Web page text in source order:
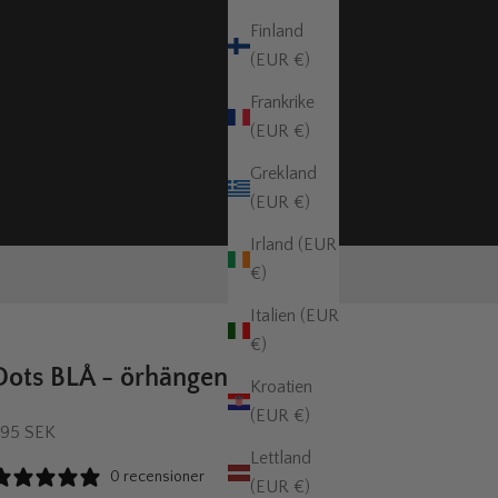
Finland
(EUR €)
Frankrike
(EUR €)
Grekland
(EUR €)
Irland (EUR
€)
Italien (EUR
€)
Kroatien
(EUR €)
Lettland
(EUR €)
BLÅ - örhängen
pris
SEK
0 recensioner